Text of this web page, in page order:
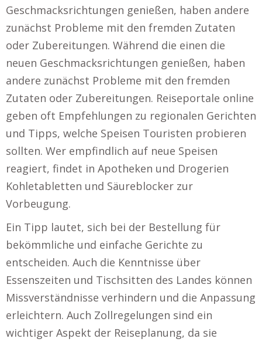
Geschmacksrichtungen genießen, haben andere
zunächst Probleme mit den fremden Zutaten
oder Zubereitungen. Während die einen die
neuen Geschmacksrichtungen genießen, haben
andere zunächst Probleme mit den fremden
Zutaten oder Zubereitungen. Reiseportale online
geben oft Empfehlungen zu regionalen Gerichten
und Tipps, welche Speisen Touristen probieren
sollten. Wer empfindlich auf neue Speisen
reagiert, findet in Apotheken und Drogerien
Kohletabletten und Säureblocker zur
Vorbeugung.
Ein Tipp lautet, sich bei der Bestellung für
bekömmliche und einfache Gerichte zu
entscheiden. Auch die Kenntnisse über
Essenszeiten und Tischsitten des Landes können
Missverständnisse verhindern und die Anpassung
erleichtern. Auch Zollregelungen sind ein
wichtiger Aspekt der Reiseplanung, da sie